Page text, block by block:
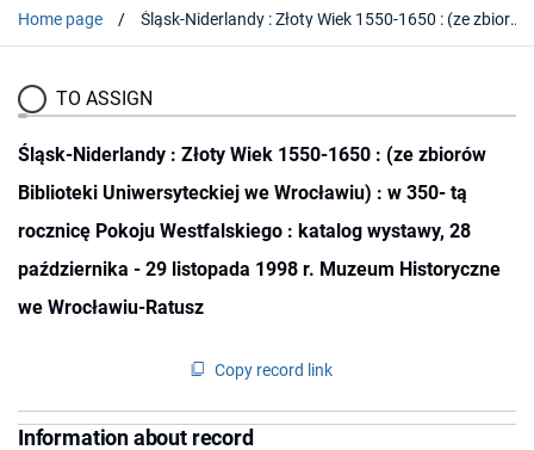
Home page Śląsk-Niderlandy : Złoty Wiek 1550-1650 : (ze zbiorów Biblioteki Uniwersyteckiej we Wrocławiu) : w 350- tą rocznicę Pokoju Westfalskiego : katalog wystawy, 28 października - 29 listopada 1998 r. Muzeum Historyczne we Wrocławiu-Ratusz
TO ASSIGN
Śląsk-Niderlandy : Złoty Wiek 1550-1650 : (ze zbiorów
Biblioteki Uniwersyteckiej we Wrocławiu) : w 350- tą
rocznicę Pokoju Westfalskiego : katalog wystawy, 28
października - 29 listopada 1998 r. Muzeum Historyczne
we Wrocławiu-Ratusz
Copy record link
Information about record